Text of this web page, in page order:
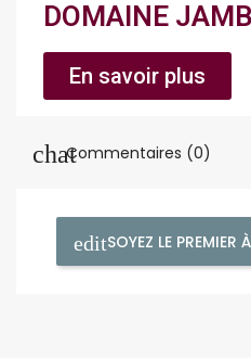
DOMAINE
En savoir plus
Commentaires (0)
SOYEZ LE